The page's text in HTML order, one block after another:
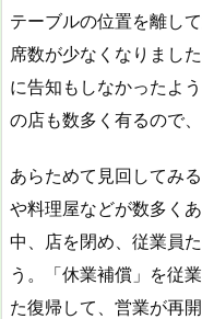
テーブルの位置を離し
席数が少なくなりまし
に告知もしなかったよ
の店も数多く有るので
あらためて見回してみ
や料理屋などが数多く
中、店を閉め、従業員
う。「休業補償」を従
た復帰して、営業が再